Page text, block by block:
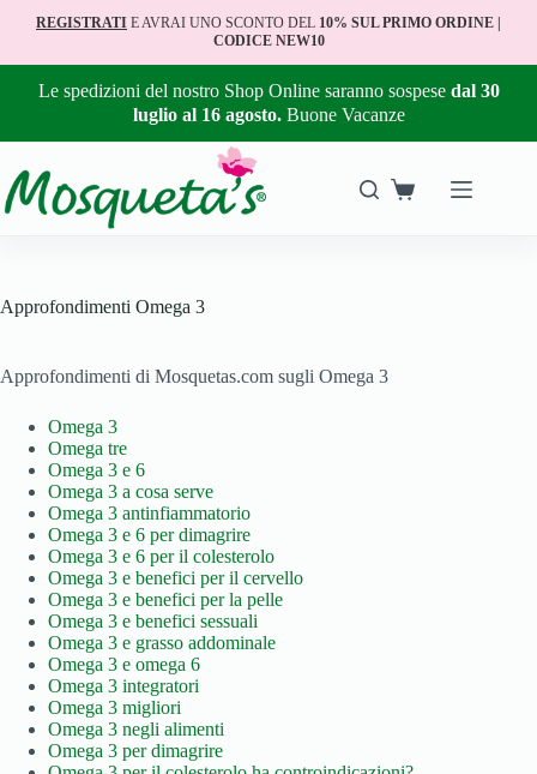
REGISTRATI E AVRAI UNO SCONTO DEL 10% SUL PRIMO ORDINE |
CODICE NEW10
Le spedizioni del nostro Shop Online saranno sospese dal 30
luglio al 16 agosto. Buone Vacanze
Approfondimenti Omega 3
Approfondimenti di Mosquetas.com sugli Omega 3
Omega 3
Omega tre
Omega 3 e 6
Omega 3 a cosa serve
Omega 3 antinfiammatorio
Omega 3 e 6 per dimagrire
Omega 3 e 6 per il colesterolo
Omega 3 e benefici per il cervello
Omega 3 e benefici per la pelle
Omega 3 e benefici sessuali
Omega 3 e grasso addominale
Omega 3 e omega 6
Omega 3 integratori
Omega 3 migliori
Omega 3 negli alimenti
Omega 3 per dimagrire